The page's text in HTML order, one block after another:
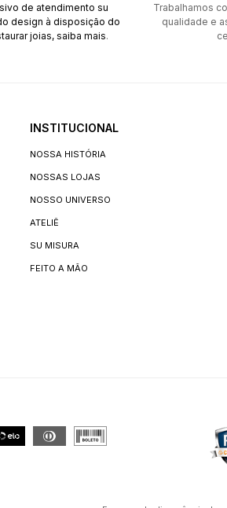
de atendimento su
design à disposição do
joias, saiba mais.
Trabalhamos
qualidade e
INSTITUCIONAL
NOSSA HISTÓRIA
NOSSAS LOJAS
NOSSO UNIVERSO
ATELIÊ
SU MISURA
FEITO A MÃO